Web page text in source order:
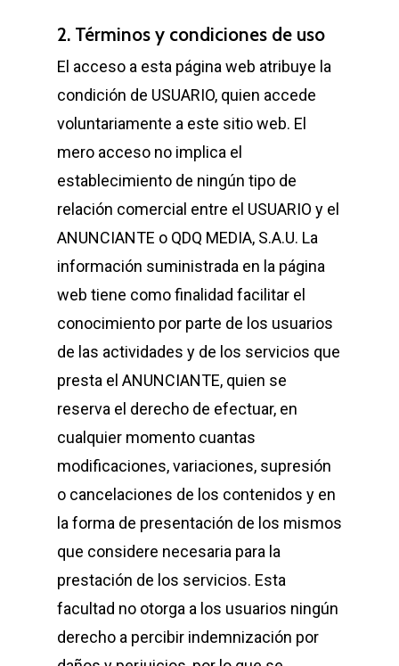
2. Términos y condiciones de uso
El acceso a esta página web atribuye la
condición de USUARIO, quien accede
voluntariamente a este sitio web. El
mero acceso no implica el
establecimiento de ningún tipo de
relación comercial entre el USUARIO y el
ANUNCIANTE o QDQ MEDIA, S.A.U. La
información suministrada en la página
web tiene como finalidad facilitar el
conocimiento por parte de los usuarios
de las actividades y de los servicios que
presta el ANUNCIANTE, quien se
reserva el derecho de efectuar, en
cualquier momento cuantas
modificaciones, variaciones, supresión
o cancelaciones de los contenidos y en
la forma de presentación de los mismos
que considere necesaria para la
prestación de los servicios. Esta
facultad no otorga a los usuarios ningún
derecho a percibir indemnización por